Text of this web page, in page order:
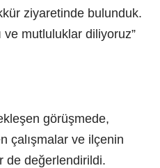
ziyaretinde bulunduk.
ve mutluluklar diliyoruz”
görüşmede,
çalışmalar ve ilçenin
de değerlendirildi.